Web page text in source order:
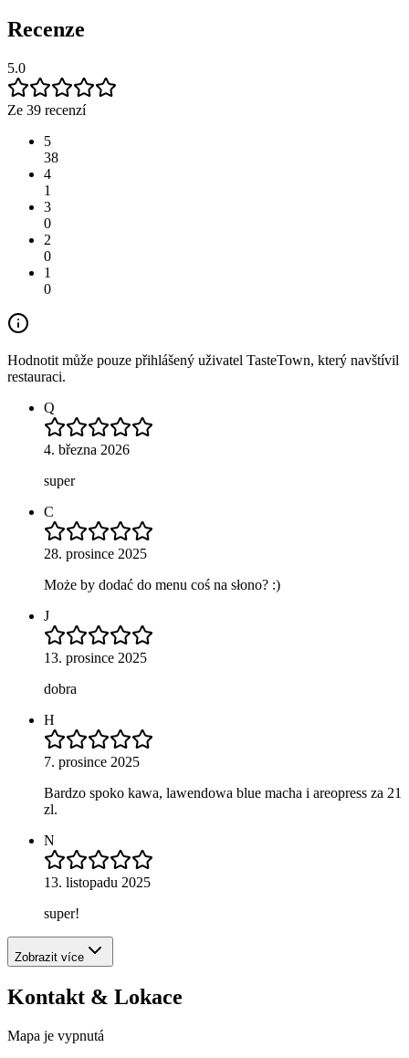
Recenze
5.0
Ze 39 recenzí
5
38
4
1
3
0
2
0
1
0
Hodnotit může pouze přihlášený uživatel TasteTown, který navštívil
restauraci.
Q
4. března 2026
super
C
28. prosince 2025
Może by dodać do menu coś na słono? :)
J
13. prosince 2025
dobra
H
7. prosince 2025
Bardzo spoko kawa, lawendowa blue macha i areopress za 21
zl.
N
13. listopadu 2025
super!
Zobrazit více
Kontakt & Lokace
Mapa je vypnutá